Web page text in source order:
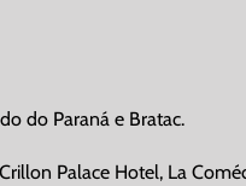
do Paraná e Bratac.
Palace Hotel, La